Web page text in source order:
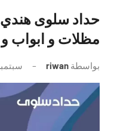
بالكويت
مظلات و ابواب
بواسطة riwan سبتمبر 28,